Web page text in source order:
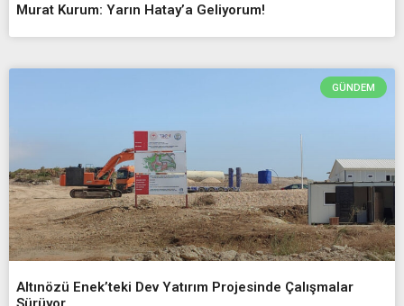
Murat Kurum: Yarın Hatay’a Geliyorum!
GÜNDEM
Altınözü Enek’teki Dev Yatırım Projesinde Çalışmalar